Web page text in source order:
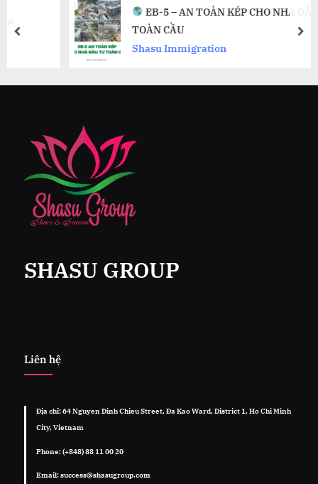
EB-5 – AN TOÀN KÉP CHO NHÀ ĐẦU TƯ
TOÀN CẦU
Shasu Immigration
prev
SHASU GROUP
Liên hệ
Địa chỉ: 64 Nguyen Dinh Chieu Street, Đa Kao Ward, District 1, Ho Chi Minh
City, Vietnam
Phone: (+848) 88 11 00 20
Email: success@shasugroup.com